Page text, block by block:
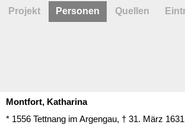
Montfort, Katharina
* 1556 Tettnang im Argengau, † 31. März 1631
Projekt Personen Quellen